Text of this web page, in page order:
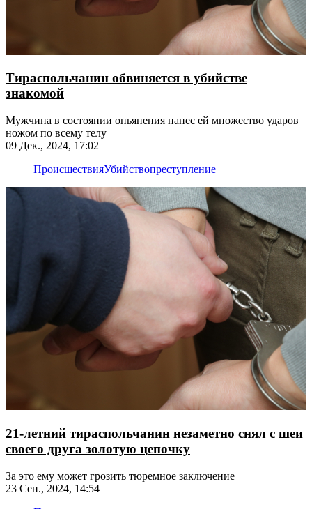
Тираспольчанин обвиняется в убийстве
знакомой
Мужчина в состоянии опьянения нанес ей множество ударов
ножом по всему телу
09 Дек., 2024, 17:02
ПроисшествияУбийствопреступление
21-летний тираспольчанин незаметно снял с шеи
своего друга золотую цепочку
За это ему может грозить тюремное заключение
23 Сен., 2024, 14:54